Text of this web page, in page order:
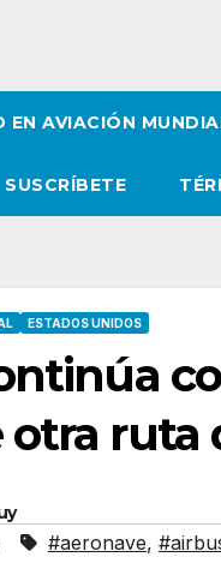
EN AVIACIÓN
SUSCRÍBETE
ESTADOS UNIDOS
ruta
#aeronave,